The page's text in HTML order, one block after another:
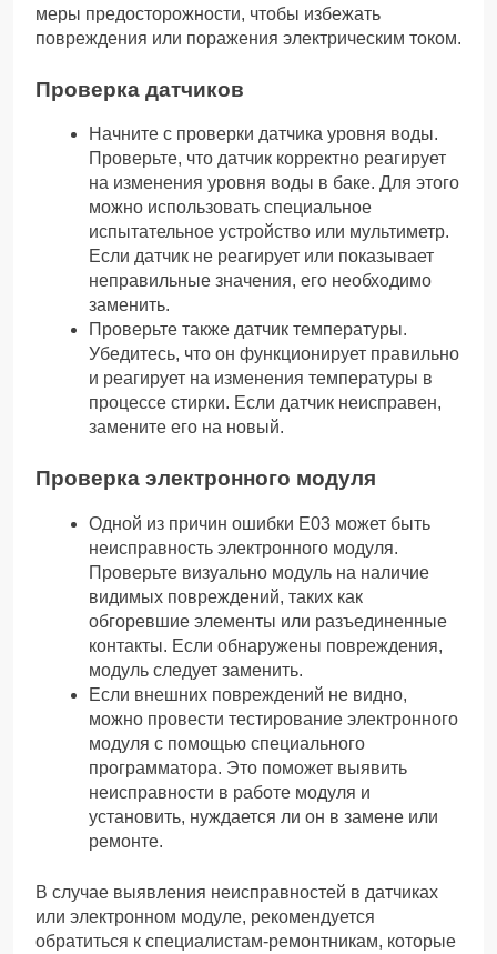
меры предосторожности, чтобы избежать
повреждения или поражения электрическим током.
Проверка датчиков
Начните с проверки датчика уровня воды.
Проверьте, что датчик корректно реагирует
на изменения уровня воды в баке. Для этого
можно использовать специальное
испытательное устройство или мультиметр.
Если датчик не реагирует или показывает
неправильные значения, его необходимо
заменить.
Проверьте также датчик температуры.
Убедитесь, что он функционирует правильно
и реагирует на изменения температуры в
процессе стирки. Если датчик неисправен,
замените его на новый.
Проверка электронного модуля
Одной из причин ошибки Е03 может быть
неисправность электронного модуля.
Проверьте визуально модуль на наличие
видимых повреждений, таких как
обгоревшие элементы или разъединенные
контакты. Если обнаружены повреждения,
модуль следует заменить.
Если внешних повреждений не видно,
можно провести тестирование электронного
модуля с помощью специального
программатора. Это поможет выявить
неисправности в работе модуля и
установить, нуждается ли он в замене или
ремонте.
В случае выявления неисправностей в датчиках
или электронном модуле, рекомендуется
обратиться к специалистам-ремонтникам, которые